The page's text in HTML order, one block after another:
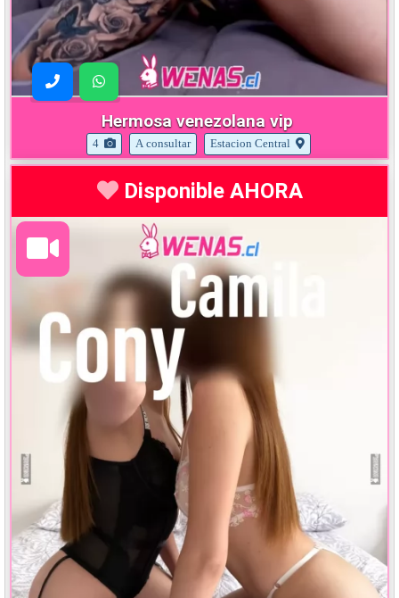
Hermosa venezolana vip
4 A consultar Estacion Central
Disponible AHORA